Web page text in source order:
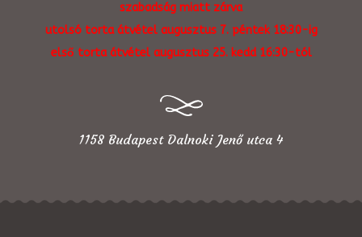
szabadság miatt zárva
utolsó torta átvétel augusztus 7. péntek 18:30-ig
első torta átvétel augusztus 25. kedd 16:30-tól
1158 Budapest Dalnoki Jenő utca 4